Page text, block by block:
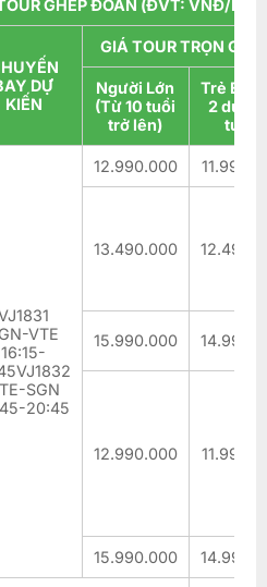
GHÉP ĐOÀN (ĐVT: VNĐ/
DỰ
KIẾN
GIÁ TOUR TRỌN GÓI
Người Lớn
(Từ 10 tuổi
trở lên)
Trẻ Em
2 dưới
tuổi)
VTE
16:15-
SGN
20:45
12.990.000
13.490.000
15.990.000
12.990.000
15.990.000